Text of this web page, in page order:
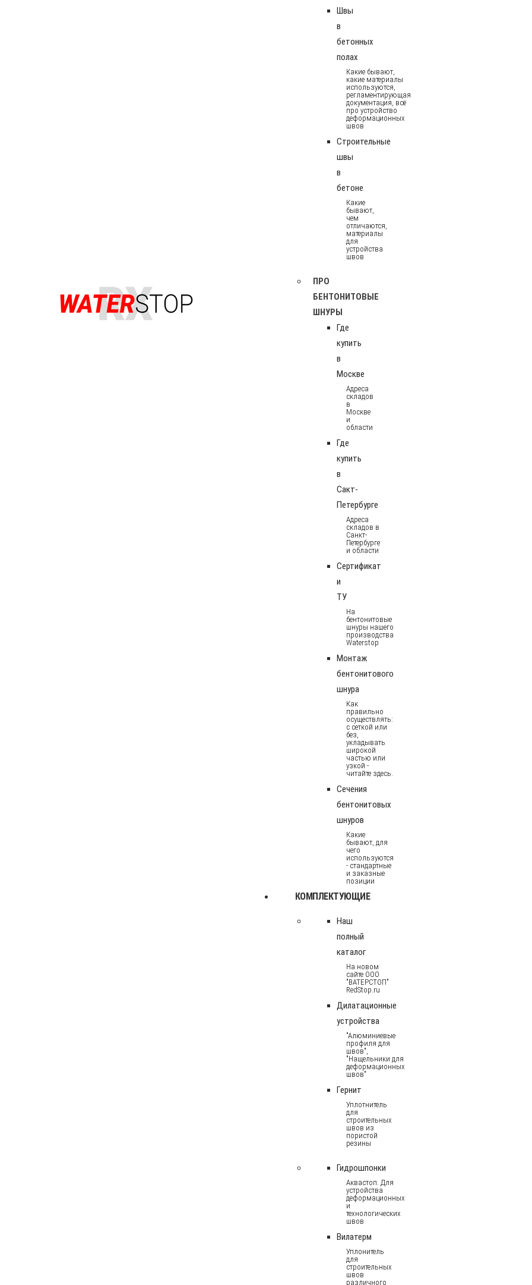
Швы
в
бетонных
полах
Какие бывают,
какие материалы
используются,
регламентирующая
документация, всё
про устройство
деформационных
швов
Строительные
швы
в
бетоне
Какие
бывают,
чем
отличаются,
материалы
для
устройства
швов
ПРО
БЕНТОНИТОВЫЕ
ШНУРЫ
Где
купить
в
Москве
Адреса
складов
в
Москве
и
области
Где
купить
в
Сакт-
Петербурге
Адреса
складов в
Санкт-
Петербурге
и области
Сертификат
и
ТУ
На
бентонитовые
шнуры нашего
производства
Waterstop
Монтаж
бентонитового
шнура
Как
правильно
осуществлять:
с сеткой или
без,
укладывать
широкой
частью или
узкой -
читайте здесь.
Сечения
бентонитовых
шнуров
Какие
бывают, для
чего
используются
- стандартные
и заказные
позиции
КОМПЛЕКТУЮЩИЕ
Наш
полный
каталог
На новом
сайте ООО
"ВАТЕРСТОП"
RedStop.ru
Дилатационные
устройства
"Алюминиевые
профиля для
швов",
"Нащельники для
деформационных
швов"
Гернит
Уплотнитель
для
строительных
швов из
пористой
резины
Гидрошпонки
Аквастоп. Для
устройства
деформационных
и
технологических
швов
Вилатерм
Уплонитель
для
строительных
швов
различного